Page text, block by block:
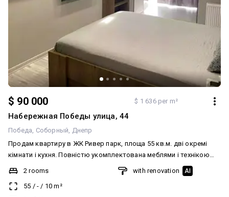
$ 90 000 $ 1 636 per m²
Набережная Победы улица, 44
Победа Соборный Днепр
Продам квартиру в ЖК Ривер парк, площа 55 кв.м. дві окремі
кімнати і кухня. Повністю укомплектована меблями і технікою
(два кондиціонери, пральна машина з функцією сушки,
посудомийна машина і т.д). Комфортний третій поверх, вигляд на
2 rooms
55 / - / 10 m²
with renovation AI